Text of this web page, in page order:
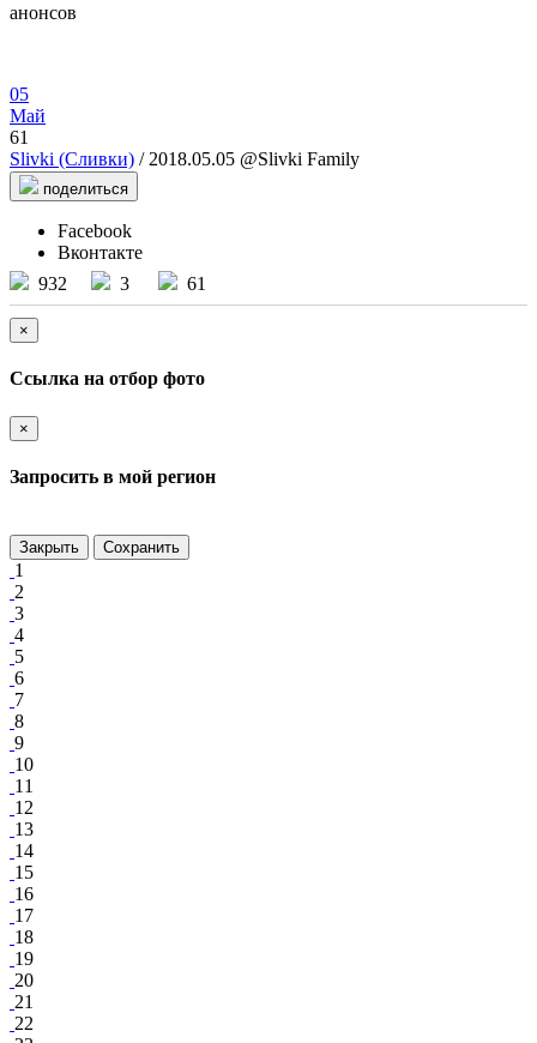
анонсов
05
Май
61
Slivki (Сливки) / 2018.05.05 @Slivki Family
поделиться
Facebook
Вконтакте
932
3 61
×
Ссылка на отбор фото
×
Запросить в мой регион
Закрыть Сохранить
1
2
3
4
5
6
7
8
9
10
11
12
13
14
15
16
17
18
19
20
21
22